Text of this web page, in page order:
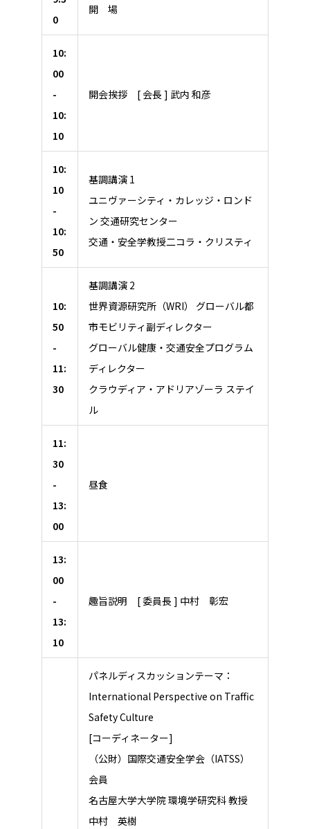
0
開 場
10:
00
-
10:
10
開会挨拶 [ 会長 ] 武内 和彦
10:
10
-
10:
50
基調講演 1
ユニヴァーシティ・カレッジ・ロンド
ン 交通研究センター
交通・安全学教授二コラ・クリスティ
10:
50
-
11:
30
基調講演 2
世界資源研究所（WRI） グローバル都
市モビリティ副ディレクター
グローバル健康・交通安全プログラム
ディレクター
クラウディア・アドリアゾーラ ステイ
ル
11:
30
-
13:
00
昼食
13:
00
-
13:
10
趣旨説明 [ 委員長 ] 中村 彰宏
パネルディスカッションテーマ：
International Perspective on Traffic
Safety Culture
[コーディネーター]
（公財）国際交通安全学会（IATSS）
会員
名古屋大学大学院 環境学研究科 教授
中村 英樹